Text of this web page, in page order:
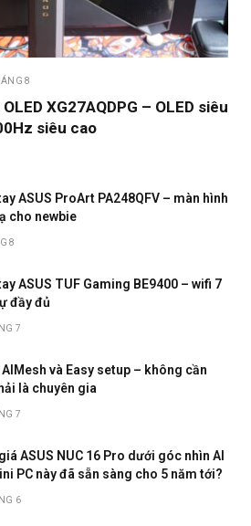
8
XG27AQDPG – OLED siêu
siêu cao
ASUS ProArt PA248QFV – màn hình
cho newbie
8
ASUS TUF Gaming BE9400 – wifi 7
đầy đủ
7
AIMesh và Easy setup – không cần
là chuyên gia
7
ASUS NUC 16 Pro dưới góc nhìn AI
PC này đã sẵn sàng cho 5 năm tới?
6